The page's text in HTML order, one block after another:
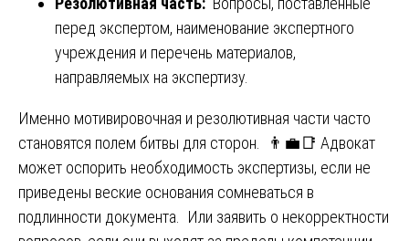
перед экспертом, наименование экспертного
учреждения и перечень материалов,
направляемых на экспертизу.
Именно мотивировочная и резолютивная части часто
становятся полем битвы для сторон. 👨‍💼📑 Адвокат
может оспорить необходимость экспертизы, если не
приведены веские основания сомневаться в
подлинности документа. Или заявить о некорректности